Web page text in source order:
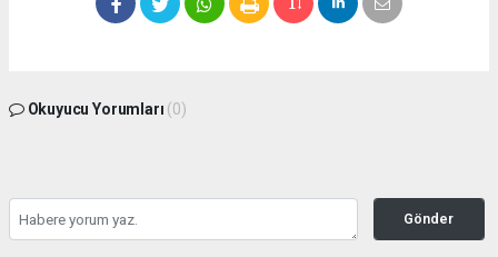
Okuyucu Yorumları (0)
Gönder